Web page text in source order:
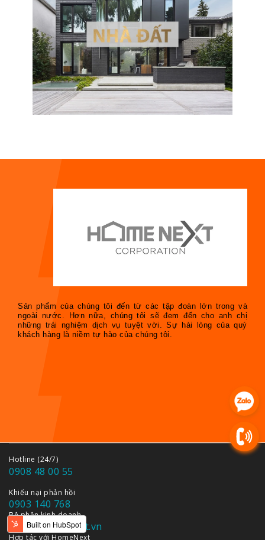
Sản phẩm của chúng tôi đến từ các tập đoàn lớn trong và
ngoài nước. Hơn nữa, chúng tôi sẽ đem đến cho anh chị
những trải nghiệm dịch vụ tuyệt vời. Sự hài lòng của quý
khách hàng là niềm tự hào của chúng tôi.
Hotline (24/7)
0908 48 00 55
Khiếu nại phản hồi
0903 140 768
Bộ phận kinh doanh
sales@homenext.vn
Hợp tác với HomeNext